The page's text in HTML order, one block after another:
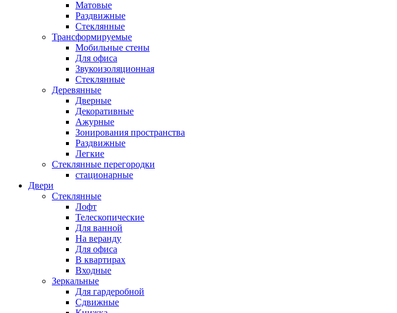
Матовые
Раздвижные
Стеклянные
Трансформируемые
Мобильные стены
Для офиса
Звукоизоляционная
Стеклянные
Деревянные
Дверные
Декоративные
Ажурные
Зонирования пространства
Раздвижные
Легкие
Стеклянные перегородки
стационарные
Двери
Стеклянные
Лофт
Телескопические
Для ванной
На веранду
Для офиса
В квартирах
Входные
Зеркальные
Для гардеробной
Сдвижные